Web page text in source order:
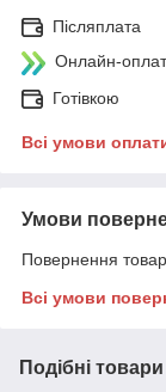
Післяплата
Онлайн-
Готівкою
Всі умови
Умови
Повернення
Всі умови
Подібні